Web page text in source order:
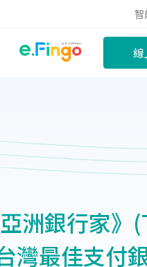
智
線
洲銀行家》
最佳支付銀